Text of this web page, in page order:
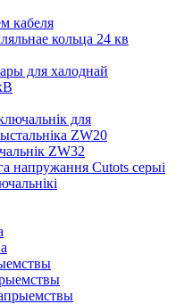
кабеля
кольца 24 кв
для халоднай
для
ZW20
ZW32
напружання Cutots серыі